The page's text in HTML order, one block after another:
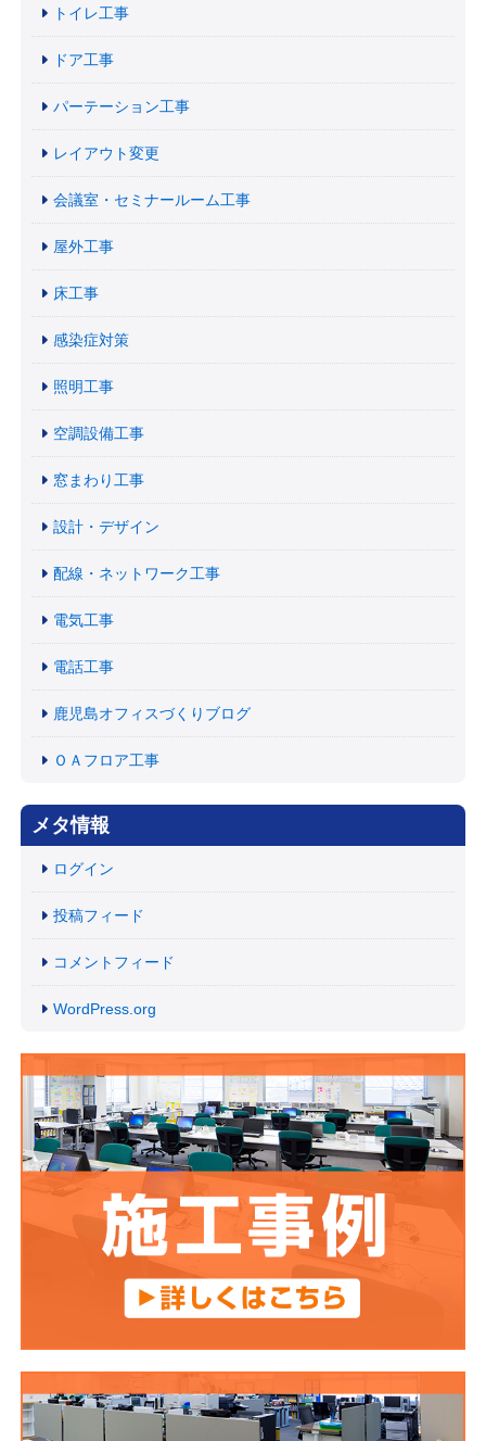
トイレ工事
ドア工事
パーテーション工事
レイアウト変更
会議室・セミナールーム工事
屋外工事
床工事
感染症対策
照明工事
空調設備工事
窓まわり工事
設計・デザイン
配線・ネットワーク工事
電気工事
電話工事
鹿児島オフィスづくりブログ
ＯＡフロア工事
メタ情報
ログイン
投稿フィード
コメントフィード
WordPress.org